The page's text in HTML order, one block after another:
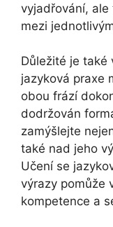
vyjadřování,
mezi
Důležité je také
jazyková praxe
obou frází
dodržován
zamýšlejte
také nad jeho
Učení se
výrazy pomůže
kompetence a